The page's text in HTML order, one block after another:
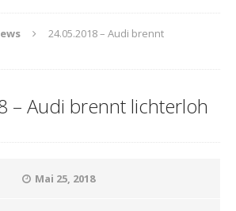
24.05.2018 – Audi brennt
– Audi brennt lichterloh
Mai 25, 2018